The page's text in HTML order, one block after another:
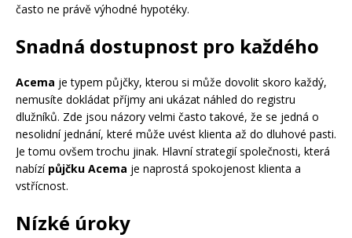
často ne právě výhodné hypotéky.
Snadná dostupnost pro každého
Acema je typem půjčky, kterou si může dovolit skoro každý,
nemusíte dokládat příjmy ani ukázat náhled do registru
dlužníků. Zde jsou názory velmi často takové, že se jedná o
nesolidní jednání, které může uvést klienta až do dluhové pasti.
Je tomu ovšem trochu jinak. Hlavní strategií společnosti, která
nabízí půjčku Acema je naprostá spokojenost klienta a
vstřícnost.
Nízké úroky